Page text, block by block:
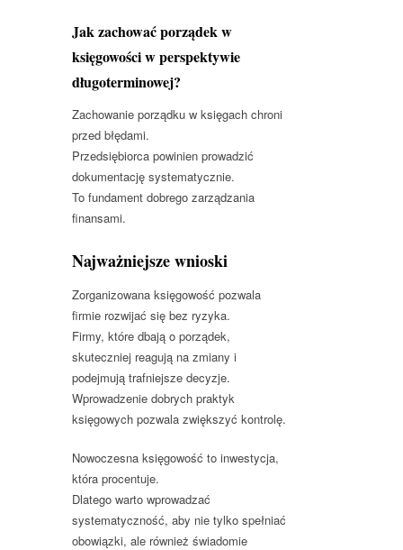
Jak zachować porządek w
księgowości w perspektywie
długoterminowej?
Zachowanie porządku w księgach chroni
przed błędami.
Przedsiębiorca powinien prowadzić
dokumentację systematycznie.
To fundament dobrego zarządzania
finansami.
Najważniejsze wnioski
Zorganizowana księgowość pozwala
firmie rozwijać się bez ryzyka.
Firmy, które dbają o porządek,
skuteczniej reagują na zmiany i
podejmują trafniejsze decyzje.
Wprowadzenie dobrych praktyk
księgowych pozwala zwiększyć kontrolę.
Nowoczesna księgowość to inwestycja,
która procentuje.
Dlatego warto wprowadzać
systematyczność, aby nie tylko spełniać
obowiązki, ale również świadomie